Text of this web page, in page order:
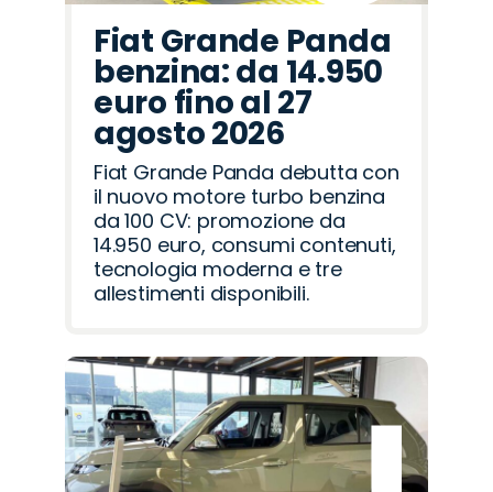
Fiat Grande Panda
benzina: da 14.950
euro fino al 27
agosto 2026
Fiat Grande Panda debutta con
il nuovo motore turbo benzina
da 100 CV: promozione da
14.950 euro, consumi contenuti,
tecnologia moderna e tre
allestimenti disponibili.